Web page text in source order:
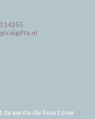
de eerste die hoort over